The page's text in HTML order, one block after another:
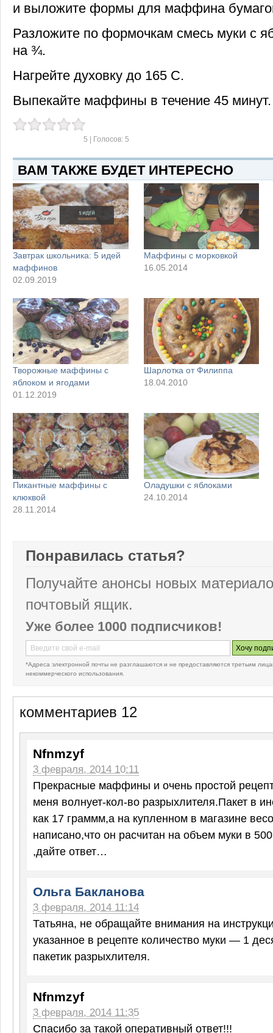
и выложите формы для маффина
Разложите по формочкам смесь муки с
на ¾.
Нагрейте духовку до 165 С.
Выпекайте маффины в течение 45
5 | Голосов: 5
ВАМ ТАКЖЕ БУДЕТ ИНТЕРЕСНО
Завтрак школьника: 5 идей
маффинов
02.09.2019
Маффины с морковкой
16.05.2014
Творожные маффины с
яблоком и ягодами
01.12.2019
Шарлотка от Филиппа
18.04.2010
Пикантные маффины с
клюквой
28.11.2014
Оладушки с яблоками
24.10.2014
Понравилась статья?
Получайте анонсы новых
почтовый ящик.
Уже более 1000 подписчиков!
*Адреса электронной почты не разглашаются и не предоставляются третьим
некоммерческого использования.
комментариев 12
Nfnmzyf
3 февраля, 2014 10:11
Прекрасные маффины и очень простой
меня волнует-кол-во разрыхлителя.Пакет в
как 17 граммм,а на купленном в магазине
написано,что он расчитан на объем муки в
,дайте ответ…
Ольга Бакланова
3 февраля, 2014 11:14
Татьяна, не обращайте внимания на
указанное в рецепте количество муки — 1
пакетик разрыхлителя.
Nfnmzyf
3 февраля, 2014 11:35
Спасибо за такой оперативный ответ!!!